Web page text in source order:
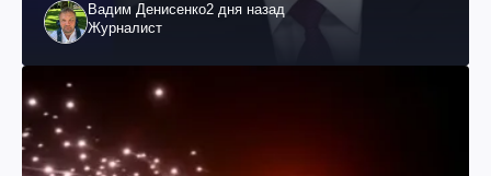
Вадим Денисенко2 дня назад
Журналист